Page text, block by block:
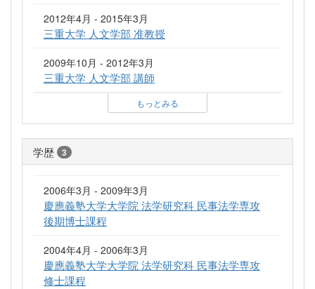
2012年4月 - 2015年3月
三重大学 人文学部 准教授
2009年10月 - 2012年3月
三重大学 人文学部 講師
もっとみる
学歴 3
2006年3月 - 2009年3月
慶應義塾大学大学院 法学研究科 民事法学専攻
後期博士課程
2004年4月 - 2006年3月
慶應義塾大学大学院 法学研究科 民事法学専攻
修士課程